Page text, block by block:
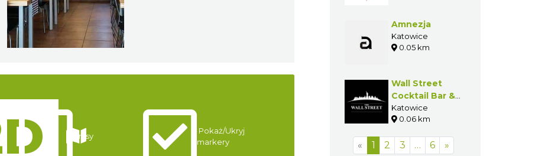
Trasy
Pokaż/Ukryj
markery
Amnezja
Katowice
0.05 km
Wall Street
Cocktail Bar &
Tapas
Katowice
0.06 km
« 1 2 3 … 6 »